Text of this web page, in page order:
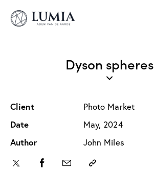
Dyson spheres
Client
Photo Market
Date
May, 2024
Author
John Miles